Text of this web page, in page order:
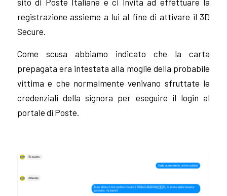
sito di Poste Italiane e ci invita ad effettuare la
registrazione assieme a lui al fine di attivare il 3D
Secure.
Come scusa abbiamo indicato che la carta
prepagata era intestata alla moglie della probabile
vittima e che normalmente venivano sfruttate le
credenziali della signora per eseguire il login al
portale di Poste.